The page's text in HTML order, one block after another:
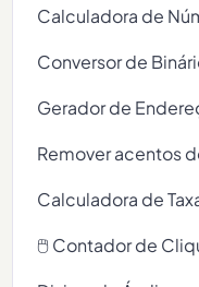
Calculadora de
Conversor de
Gerador de
Remover acentos
Calculadora de
🖱️ Contador de